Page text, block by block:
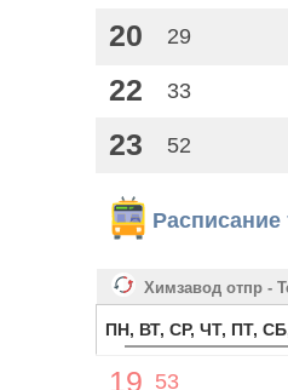
20 29
22 33
23 52
Химзавод отпр -
ПН, ВТ, СР, ЧТ, ПТ,
19 53